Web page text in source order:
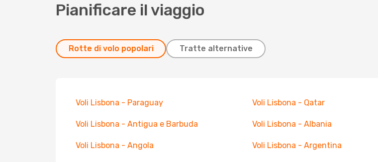
Pianificare il viaggio
Rotte di volo popolari Tratte alternative
Voli Lisbona - Paraguay Voli Lisbona - Qatar
Voli Lisbona - Antigua e Barbuda Voli Lisbona - Albania
Voli Lisbona - Angola Voli Lisbona - Argentina